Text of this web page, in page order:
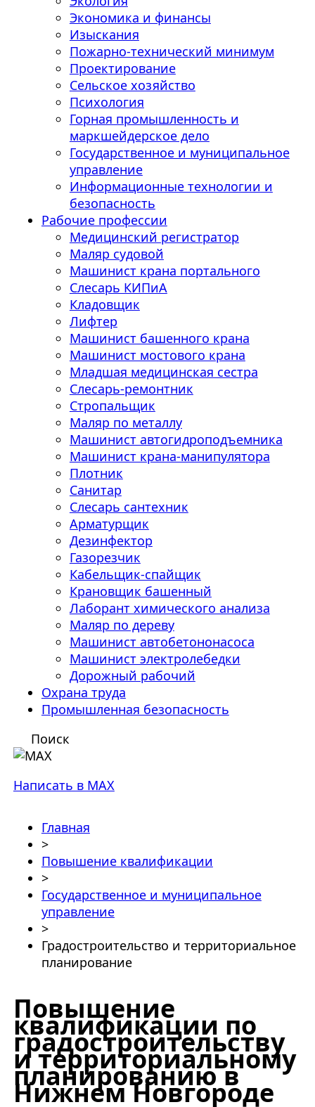
Экономика и финансы
Изыскания
Пожарно-технический минимум
Проектирование
Сельское хозяйство
Психология
Горная промышленность и
маркшейдерское дело
Государственное и муниципальное
управление
Информационные технологии и
безопасность
Рабочие профессии
Медицинский регистратор
Маляр судовой
Машинист крана портального
Слесарь КИПиА
Кладовщик
Лифтер
Машинист башенного крана
Машинист мостового крана
Младшая медицинская сестра
Слесарь-ремонтник
Стропальщик
Маляр по металлу
Машинист автогидроподъемника
Машинист крана-манипулятора
Плотник
Санитар
Слесарь сантехник
Арматурщик
Дезинфектор
Газорезчик
Кабельщик-спайщик
Крановщик башенный
Лаборант химического анализа
Маляр по дереву
Машинист автобетононасоса
Машинист электролебедки
Дорожный рабочий
Охрана труда
Промышленная безопасность
Поиск
Написать в MAX
Главная
>
Повышение квалификации
>
Государственное и муниципальное
управление
>
Градостроительство и территориальное
планирование
Повышение
квалификации по
градостроительству
и территориальному
планированию в
Нижнем Новгороде